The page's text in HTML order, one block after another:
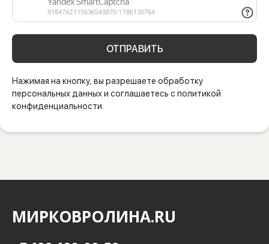
ОТПРАВИТЬ
Нажимая на кнопку, вы разрешаете обработку
персональных данных и соглашаетесь с политикой
конфиденциальности.
МИРКОВРОЛИНА.RU